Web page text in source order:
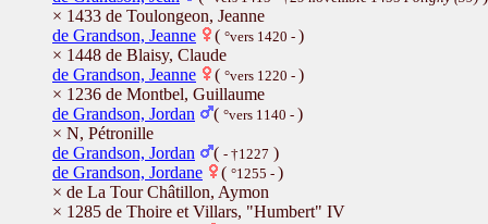
× 1433 de Toulongeon, Jeanne
de Grandson, Jeanne
( °vers 1420 - )
× 1448 de Blaisy, Claude
de Grandson, Jeanne
( °vers 1220 - )
× 1236 de Montbel, Guillaume
de Grandson, Jordan
( °vers 1140 - )
× N, Pétronille
de Grandson, Jordan
( - †1227 )
de Grandson, Jordane
( °1255 - )
× de La Tour Châtillon, Aymon
× 1285 de Thoire et Villars, "Humbert" IV